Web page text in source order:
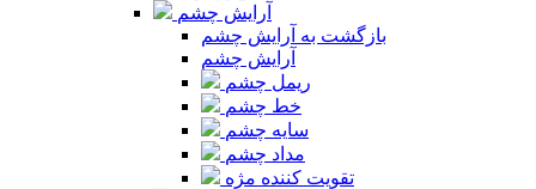
آرایش چشم
بازگشت به آرایش چشم
آرایش چشم
ریمل چشم
خط چشم
سایه چشم
مداد چشم
تقویت کننده مژه